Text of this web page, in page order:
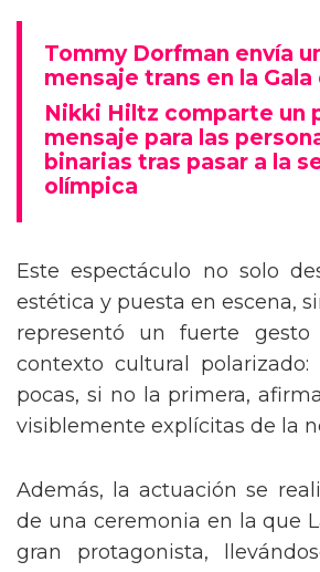
Tommy Dorfman envía
mensaje trans en la
Nikki Hiltz comparte un
mensaje para las
binarias tras pasar a la
olímpica
Este espectáculo no solo
estética y puesta en escena,
representó un fuerte
contexto cultural
pocas, si no la primera,
visiblemente explícitas de la
Además, la actuación se
de una ceremonia en la que
gran protagonista,